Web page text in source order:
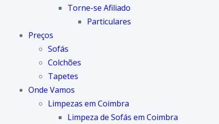
Torne-se Afiliado
Particulares
Preços
Sofás
Colchões
Tapetes
Onde Vamos
Limpezas em Coimbra
Limpeza de Sofás em Coimbra